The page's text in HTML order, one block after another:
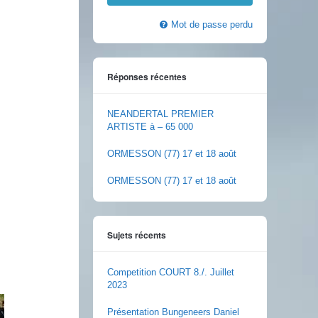
Mot de passe perdu
Réponses récentes
NEANDERTAL PREMIER
ARTISTE à – 65 000
ORMESSON (77) 17 et 18 août
ORMESSON (77) 17 et 18 août
Sujets récents
Competition COURT 8./. Juillet
2023
Présentation Bungeneers Daniel